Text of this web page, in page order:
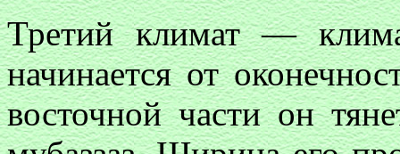
Третий климат —
начинается от
восточной части он